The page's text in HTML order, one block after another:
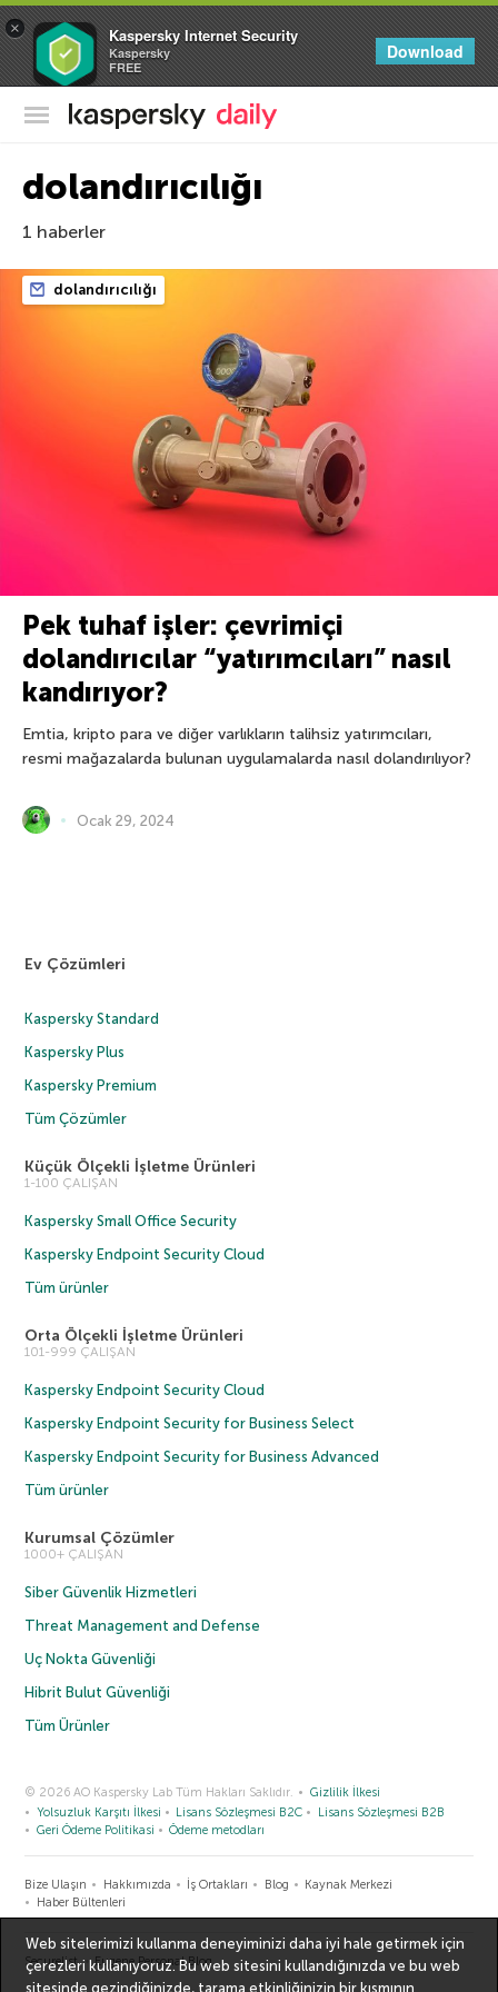
× Kaspersky Internet Security
Kaspersky
FREE
Download
Kaspersky Resmi Blogu
dolandırıcılığı
1 haberler
dolandırıcılığı
Pek tuhaf işler: çevrimiçi
dolandırıcılar “yatırımcıları” nasıl
kandırıyor?
Emtia, kripto para ve diğer varlıkların talihsiz yatırımcıları,
resmi mağazalarda bulunan uygulamalarda nasıl dolandırılıyor?
Ocak 29, 2024
Ev Çözümleri
Kaspersky Standard
Kaspersky Plus
Kaspersky Premium
Tüm Çözümler
Küçük Ölçekli İşletme Ürünleri
1-100 ÇALIŞAN
Kaspersky Small Office Security
Kaspersky Endpoint Security Cloud
Tüm ürünler
Orta Ölçekli İşletme Ürünleri
101-999 ÇALIŞAN
Kaspersky Endpoint Security Cloud
Kaspersky Endpoint Security for Business Select
Kaspersky Endpoint Security for Business Advanced
Tüm ürünler
Kurumsal Çözümler
1000+ ÇALIŞAN
Siber Güvenlik Hizmetleri
Threat Management and Defense
Uç Nokta Güvenliği
Hibrit Bulut Güvenliği
Tüm Ürünler
© 2026 AO Kaspersky Lab Tüm Hakları Saklıdır.
Gizlilik İlkesi
Yolsuzluk Karşıtı İlkesi
Lisans Sözleşmesi B2C
Lisans Sözleşmesi B2B
Geri Ödeme Politikasi
Ödeme metodları
Bize Ulaşın Hakkımızda İş Ortakları Blog
Kaynak Merkezi
Haber Bültenleri
Securelist Eugene Personal Blog
Web sitelerimizi kullanma deneyiminizi daha iyi hale getirmek için
çerezleri kullanıyoruz. Bu web sitesini kullandığınızda ve bu web
sitesinde gezindiğinizde, tarama etkinliğinizin bir kısmının